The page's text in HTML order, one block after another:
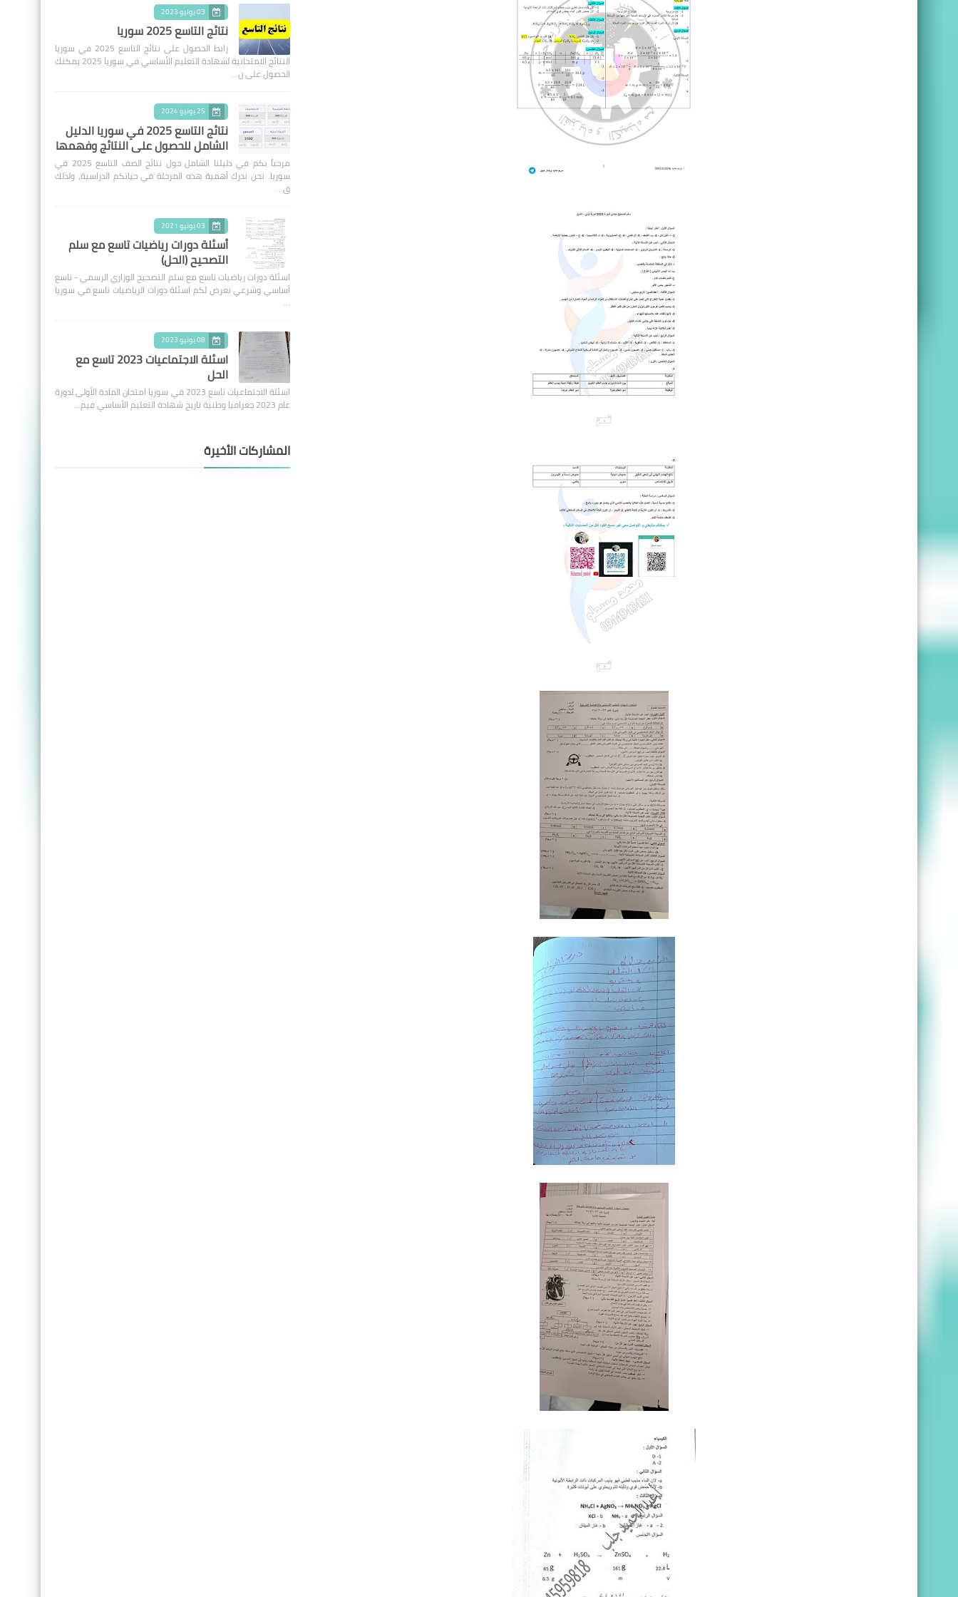
03 يوليو 2023
نتائج التاسع 2025 سوريا
رابط الحصول على نتائج التاسع 2025 في سوريا
النتائج الامتحانية لشهادة التعليم الأساسي في سوريا 2025 يمكنك
الحصول على ن…
25 يونيو 2024
نتائج التاسع 2025 في سوريا الدليل
الشامل للحصول على النتائج وفهمها
مرحباً بكم في دليلنا الشامل حول نتائج الصف التاسع 2025 في
سوريا. نحن ندرك أهمية هذه المرحلة في حياتكم الدراسية، ولذلك
ق…
03 يونيو 2021
أسئلة دورات رياضيات تاسع مع سلم
التصحيح (الحل)
اسئلة دورات رياضيات تاسع مع سلم التصحيح الوزاري الرسمي - تاسع
أساسي وشرعي نعرض لكم اسئلة دورات الرياضيات تاسع في سوريا
…
08 يونيو 2023
اسئلة الاجتماعيات 2023 تاسع مع
الحل
اسئلة الاجتماعيات تاسع 2023 في سوريا امتحان المادة الأولى لدورة
عام 2023 جغرافيا وطنية تاريخ شهادة التعليم الأساسي فيم…
المشاركات الأخيرة